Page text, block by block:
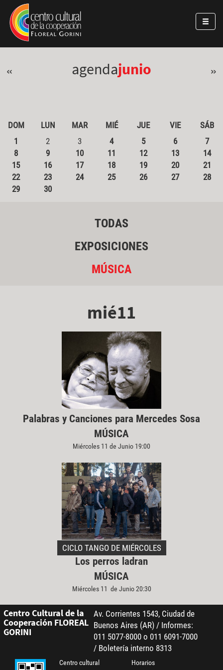
Pasar al contenido principal
Jump to main content
« agendajunio »
DOM LUN MAR MIÉ JUE VIE
SÁB
1
2 3 4 5 6
7
8
9 10 11 12 13
14
15
16 17 18 19 20
21
22
23 24 25 26 27
28
29
30
TODAS
EXPOSICIONES
MÚSICA
mié11
Palabras y Canciones para Mercedes Sosa
MÚSICA
Miércoles 11 de Junio 19:00
CICLO TANGO DE MIÉRCOLES
Los perros ladran
MÚSICA
Miércoles 11 de Junio 20:30
Centro Cultural de la
Cooperación FLOREAL
GORINI
Av. Corrientes 1543, Ciudad de
Buenos Aires (AR) / Informes:
011 5077-8000 o 011 6091-7000
/ Boletería interno 8313
Centro cultural Horarios